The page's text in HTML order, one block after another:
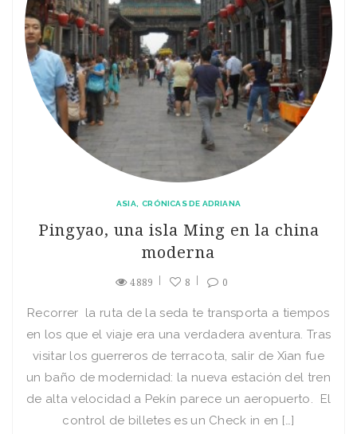
ASIA CRÓNICAS DE ADRIANA
Pingyao, una isla Ming en la china
moderna
4889 8 0
Recorrer la ruta de la seda te transporta a tiempos
en los que el viaje era una verdadera aventura. Tras
visitar los guerreros de terracota, salir de Xian fue
un baño de modernidad: la nueva estación del tren
de alta velocidad a Pekín parece un aeropuerto. El
control de billetes es un Check in en […]